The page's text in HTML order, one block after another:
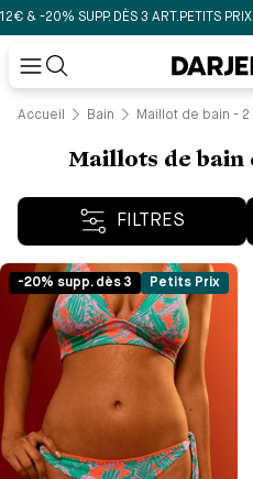
SUPP. DÈS 3 ART. PETITS PRIX DÈS
Accueil Bain Maillot de bain -
Maillots de bain
FILTRES
-20% supp. dès 3 Petits Prix